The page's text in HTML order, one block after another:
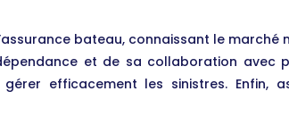
bateau, connaissant le marché
et de sa collaboration avec
efficacement les sinistres. Enfin,